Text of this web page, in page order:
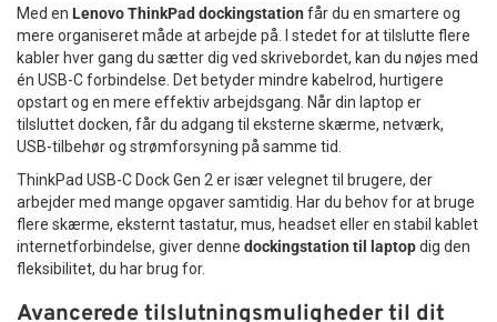
Med en Lenovo ThinkPad dockingstation får du en smartere og
mere organiseret måde at arbejde på. I stedet for at tilslutte flere
kabler hver gang du sætter dig ved skrivebordet, kan du nøjes med
én USB-C forbindelse. Det betyder mindre kabelrod, hurtigere
opstart og en mere effektiv arbejdsgang. Når din laptop er
tilsluttet docken, får du adgang til eksterne skærme, netværk,
USB-tilbehør og strømforsyning på samme tid.
ThinkPad USB-C Dock Gen 2 er især velegnet til brugere, der
arbejder med mange opgaver samtidig. Har du behov for at bruge
flere skærme, eksternt tastatur, mus, headset eller en stabil kablet
internetforbindelse, giver denne dockingstation til laptopdig den
fleksibilitet, du har brug for.
Avancerede tilslutningsmuligheder til dit